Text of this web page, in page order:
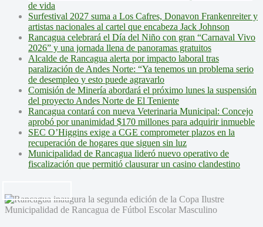
de vida
Surfestival 2027 suma a Los Cafres, Donavon Frankenreiter y
artistas nacionales al cartel que encabeza Jack Johnson
Rancagua celebrará el Día del Niño con gran “Carnaval Vivo
2026” y una jornada llena de panoramas gratuitos
Alcalde de Rancagua alerta por impacto laboral tras
paralización de Andes Norte: “Ya tenemos un problema serio
de desempleo y esto puede agravarlo
Comisión de Minería abordará el próximo lunes la suspensión
del proyecto Andes Norte de El Teniente
Rancagua contará con nueva Veterinaria Municipal: Concejo
aprobó por unanimidad $170 millones para adquirir inmueble
SEC O’Higgins exige a CGE comprometer plazos en la
recuperación de hogares que siguen sin luz
Municipalidad de Rancagua lideró nuevo operativo de
fiscalización que permitió clausurar un casino clandestino